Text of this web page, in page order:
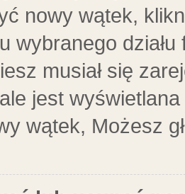
nowy wątek,
wybranego
musiał się
jest
wątek, Możesz